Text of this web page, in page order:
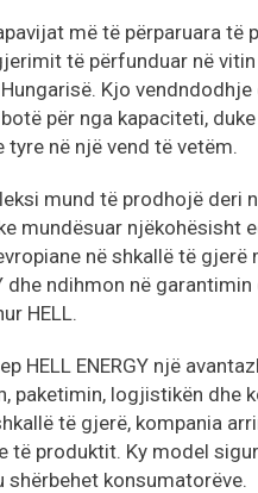
më të përparuara
të përfunduar në
Kjo
për nga kapaciteti,
në një vend të vetëm.
mund të prodhojë deri
mundësuar njëkohësisht
në shkallë të
dhe ndihmon në
HELL.
HELL ENERGY një
paketimin, logjistikën dhe
të gjerë, kompania
të produktit. Ky model
konsumatorëve.